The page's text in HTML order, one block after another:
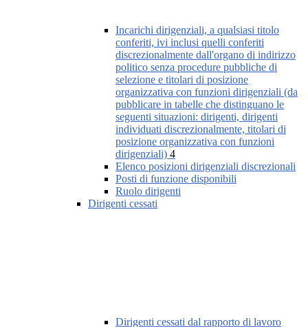
Incarichi dirigenziali, a qualsiasi titolo
conferiti, ivi inclusi quelli conferiti
discrezionalmente dall'organo di indirizzo
politico senza procedure pubbliche di
selezione e titolari di posizione
organizzativa con funzioni dirigenziali (da
pubblicare in tabelle che distinguano le
seguenti situazioni: dirigenti, dirigenti
individuati discrezionalmente, titolari di
posizione organizzativa con funzioni
dirigenziali) 4
Elenco posizioni dirigenziali discrezionali
Posti di funzione disponibili
Ruolo dirigenti
Dirigenti cessati
Dirigenti cessati dal rapporto di lavoro